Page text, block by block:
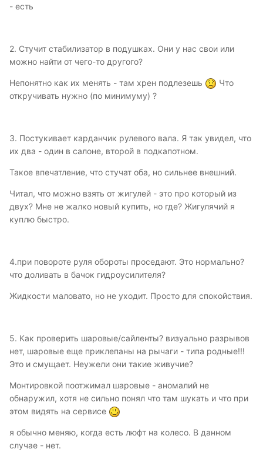
- есть
2. Стучит стабилизатор в подушках. Они у нас свои или
можно найти от чего-то другого?
Непонятно как их менять - там хрен подлезешь
Что
откручивать нужно (по минимуму) ?
3. Постукивает карданчик рулевого вала. Я так увидел, что
их два - один в салоне, второй в подкапотном.
Такое впечатление, что стучат оба, но сильнее внешний.
Читал, что можно взять от жигулей - это про который из
двух? Мне не жалко новый купить, но где? Жигулячий я
куплю быстро.
4.при повороте руля обороты проседают. Это нормально?
что доливать в бачок гидроусилителя?
Жидкости маловато, но не уходит. Просто для спокойствия.
5. Как проверить шаровые/сайленты? визуально разрывов
нет, шаровые еще приклепаны на рычаги - типа родные!!!
Это и смущает. Неужели они такие живучие?
Монтировкой поотжимал шаровые - аномалий не
обнаружил, хотя не сильно понял что там шукать и что при
этом видять на сервисе
я обычно меняю, когда есть люфт на колесо. В данном
случае - нет.